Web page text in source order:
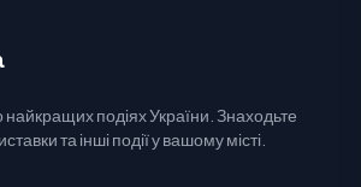
найкращих подіях України. Знаходьте
та інші події у вашому місті.